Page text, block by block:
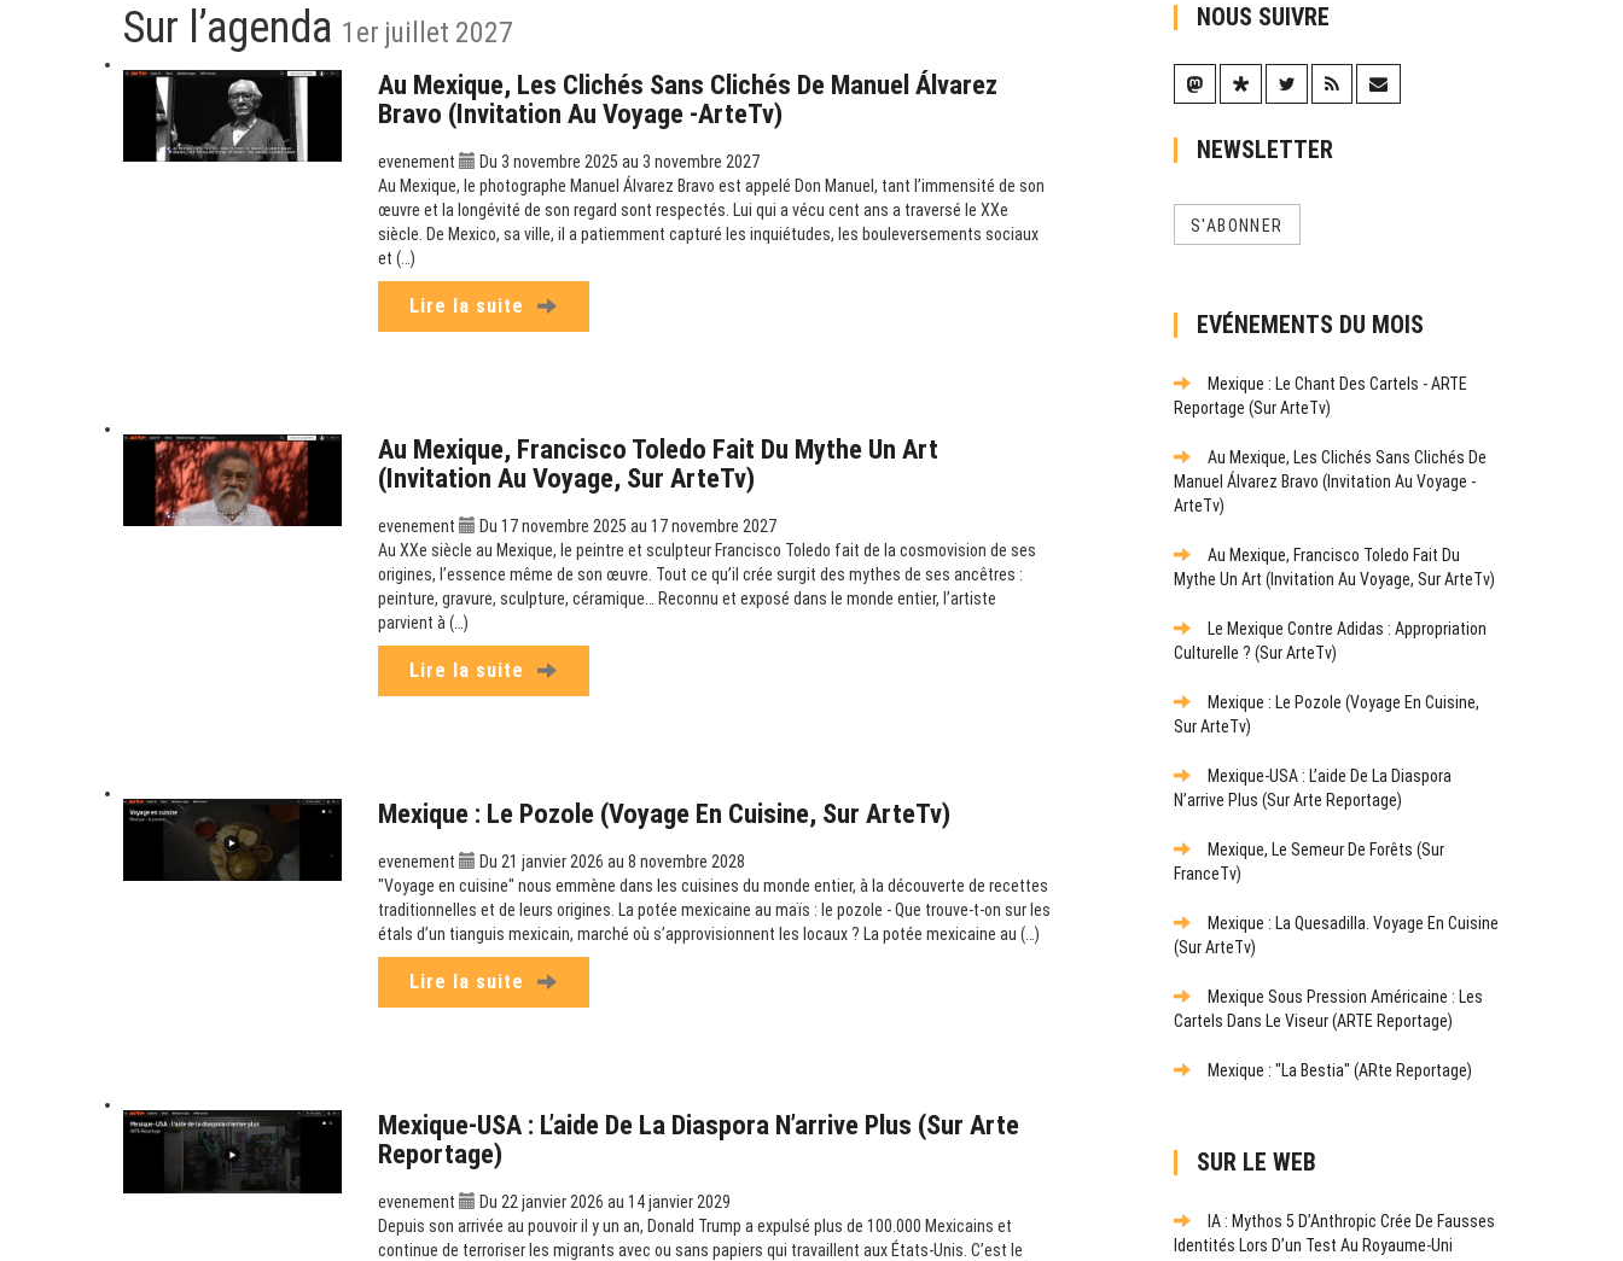
Sur l’agenda 1er juillet 2027
Au Mexique, Les Clichés Sans Clichés De Manuel Álvarez
Bravo (Invitation Au Voyage -ArteTv)
evenement
Du 3 novembre 2025 au 3 novembre 2027
Au Mexique, le photographe Manuel Álvarez Bravo est appelé Don Manuel, tant l’immensité de son
œuvre et la longévité de son regard sont respectés. Lui qui a vécu cent ans a traversé le XXe
siècle. De Mexico, sa ville, il a patiemment capturé les inquiétudes, les bouleversements sociaux
et (…)
Lire la suite
Au Mexique, Francisco Toledo Fait Du Mythe Un Art
(Invitation Au Voyage, Sur ArteTv)
evenement
Du 17 novembre 2025 au 17 novembre 2027
Au XXe siècle au Mexique, le peintre et sculpteur Francisco Toledo fait de la cosmovision de ses
origines, l’essence même de son œuvre. Tout ce qu’il crée surgit des mythes de ses ancêtres :
peinture, gravure, sculpture, céramique… Reconnu et exposé dans le monde entier, l’artiste
parvient à (…)
Lire la suite
Mexique : Le Pozole (Voyage En Cuisine, Sur ArteTv)
evenement
Du 21 janvier 2026 au 8 novembre 2028
"Voyage en cuisine" nous emmène dans les cuisines du monde entier, à la découverte de recettes
traditionnelles et de leurs origines. La potée mexicaine au maïs : le pozole - Que trouve-t-on sur les
étals d’un tianguis mexicain, marché où s’approvisionnent les locaux ? La potée mexicaine au (…)
Lire la suite
Mexique-USA : L’aide De La Diaspora N’arrive Plus (sur Arte
Reportage)
evenement
Du 22 janvier 2026 au 14 janvier 2029
Depuis son arrivée au pouvoir il y un an, Donald Trump a expulsé plus de 100.000 Mexicains et
continue de terroriser les migrants avec ou sans papiers qui travaillent aux États-Unis. C’est le
NOUS SUIVRE
NEWSLETTER
S'ABONNER
EVÉNEMENTS DU MOIS
Mexique : Le Chant Des Cartels - ARTE
Reportage (sur ArteTv)
Au Mexique, Les Clichés Sans Clichés De
Manuel Álvarez Bravo (Invitation Au Voyage -
ArteTv)
Au Mexique, Francisco Toledo Fait Du
Mythe Un Art (Invitation Au Voyage, Sur ArteTv)
Le Mexique Contre Adidas : Appropriation
Culturelle ? (sur ArteTv)
Mexique : Le Pozole (Voyage En Cuisine,
Sur ArteTv)
Mexique-USA : L’aide De La Diaspora
N’arrive Plus (sur Arte Reportage)
Mexique, Le Semeur De Forêts (sur
FranceTv)
Mexique : La Quesadilla. Voyage En Cuisine
(sur ArteTv)
Mexique Sous Pression Américaine : Les
Cartels Dans Le Viseur (ARTE Reportage)
Mexique : "La Bestia" (ARte Reportage)
SUR LE WEB
IA : Mythos 5 D’Anthropic Crée De Fausses
Identités Lors D’un Test Au Royaume-Uni